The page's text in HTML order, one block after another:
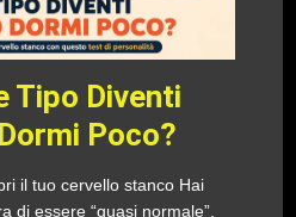
Tipo Diventi
Poco?
il tuo cervello stanco Hai
di essere “quasi normale”,